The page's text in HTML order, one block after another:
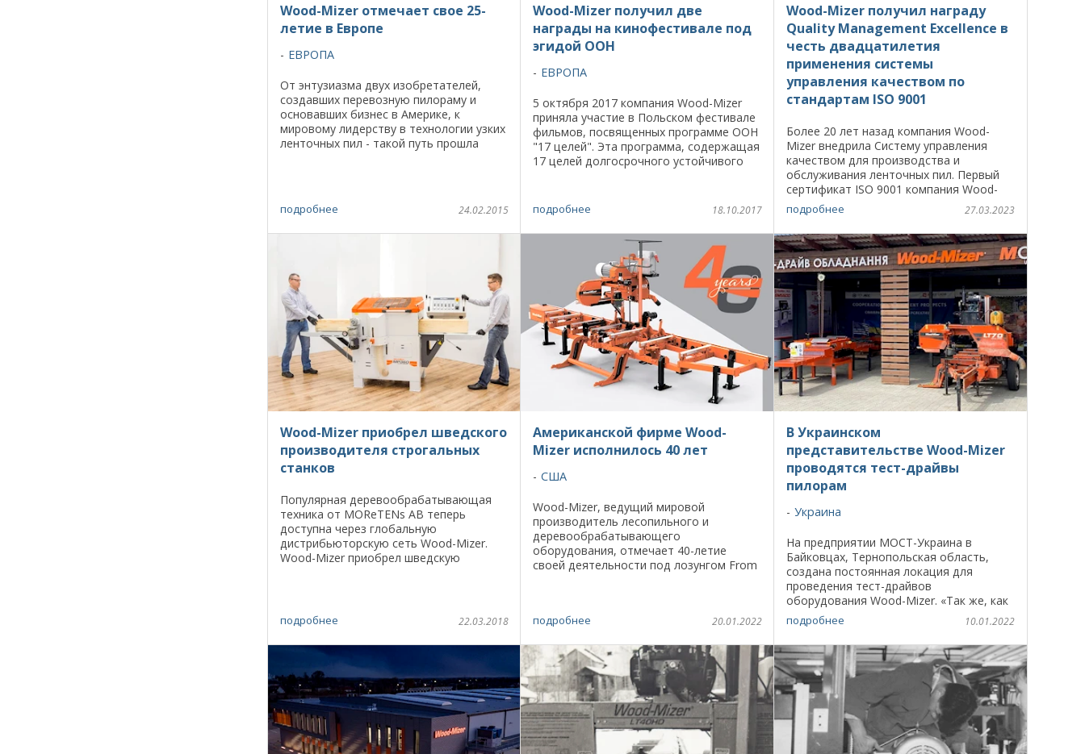
Wood-Mizer отмечает свое 25-
летие в Европе
ЕВРОПА
От энтузиазма двух изобретателей,
создавших перевозную пилораму и
основавших бизнес в Америке, к
мировому лидерству в технологии узких
ленточных пил - такой путь прошла
подробнее 24.02.2015
Wood-Mizer получил две
награды на кинофестивале под
эгидой ООН
ЕВРОПА
5 октября 2017 компания Wood-Mizer
приняла участие в Польском фестивале
фильмов, посвященных программе ООН
"17 целей". Эта программа, содержащая
17 целей долгосрочного устойчивого
подробнее 18.10.2017
Wood-Mizer получил награду
Quality Management Excellence в
честь двадцатилетия
применения системы
управления качеством по
стандартам ISO 9001
Более 20 лет назад компания Wood-
Mizer внедрила Систему управления
качеством для производства и
обслуживания ленточных пил. Первый
сертификат ISO 9001 компания Wood-
Mizer получила 3 марта 2003 года от
британского сертификационного бюро
Lloyd’s ...
подробнее 27.03.2023
Wood-Mizer приобрел шведского
производителя строгальных
станков
Популярная деревообрабатывающая
техника от MOReTENs AB теперь
доступна через глобальную
дистрибьюторскую сеть Wood-Mizer.
Wood-Mizer приобрел шведскую
подробнее 22.03.2018
Американской фирме Wood-
Mizer исполнилось 40 лет
США
Wood-Mizer, ведущий мировой
производитель лесопильного и
деревообрабатывающего
оборудования, отмечает 40-летие
своей деятельности под лозунгом From
подробнее 20.01.2022
В Украинском
представительстве Wood-Mizer
проводятся тест-драйвы
пилорам
Украина
На предприятии МОСТ-Украина в
Байковцах, Тернопольская область,
создана постоянная локация для
проведения тест-драйвов
оборудования Wood-Mizer. «Так же, как
и при покупке автомобиля, если
выбираешь деревообрабатывающий
станок, достаточно важно ...
подробнее 10.01.2022